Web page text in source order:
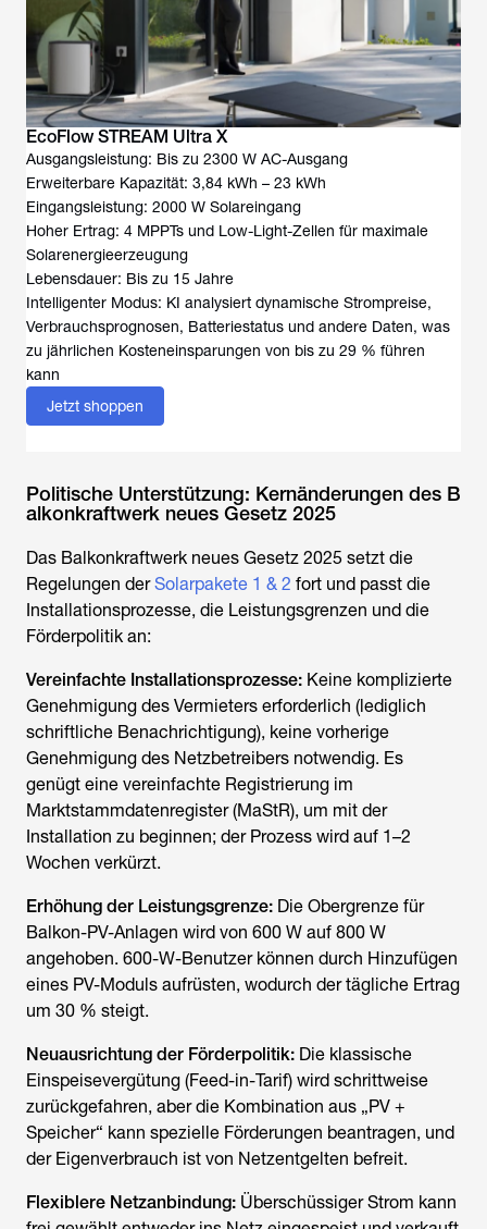
EcoFlow STREAM Ultra X
Ausgangsleistung: Bis zu 2300 W AC-Ausgang
Erweiterbare Kapazität: 3,84 kWh – 23 kWh
Eingangsleistung: 2000 W Solareingang
Hoher Ertrag: 4 MPPTs und Low-Light-Zellen für maximale
Solarenergieerzeugung
Lebensdauer: Bis zu 15 Jahre
Intelligenter Modus: KI analysiert dynamische Strompreise,
Verbrauchsprognosen, Batteriestatus und andere Daten, was
zu jährlichen Kosteneinsparungen von bis zu 29 % führen
kann
Jetzt shoppen
Politische Unterstützung: Kernänderungen des B
alkonkraftwerk neues Gesetz 2025
Das Balkonkraftwerk neues Gesetz 2025 setzt die
Regelungen derSolarpakete 1 & 2 fort und passt die
Installationsprozesse, die Leistungsgrenzen und die
Förderpolitik an:
Vereinfachte Installationsprozesse: Keine komplizierte
Genehmigung des Vermieters erforderlich (lediglich
schriftliche Benachrichtigung), keine vorherige
Genehmigung des Netzbetreibers notwendig. Es
genügt eine vereinfachte Registrierung im
Marktstammdatenregister (MaStR), um mit der
Installation zu beginnen; der Prozess wird auf 1–2
Wochen verkürzt.
Erhöhung der Leistungsgrenze: Die Obergrenze für
Balkon-PV-Anlagen wird von 600 W auf 800 W
angehoben. 600-W-Benutzer können durch Hinzufügen
eines PV-Moduls aufrüsten, wodurch der tägliche Ertrag
um 30 % steigt.
Neuausrichtung der Förderpolitik: Die klassische
Einspeisevergütung (Feed-in-Tarif) wird schrittweise
zurückgefahren, aber die Kombination aus „PV +
Speicher“ kann spezielle Förderungen beantragen, und
der Eigenverbrauch ist von Netzentgelten befreit.
Flexiblere Netzanbindung: Überschüssiger Strom kann